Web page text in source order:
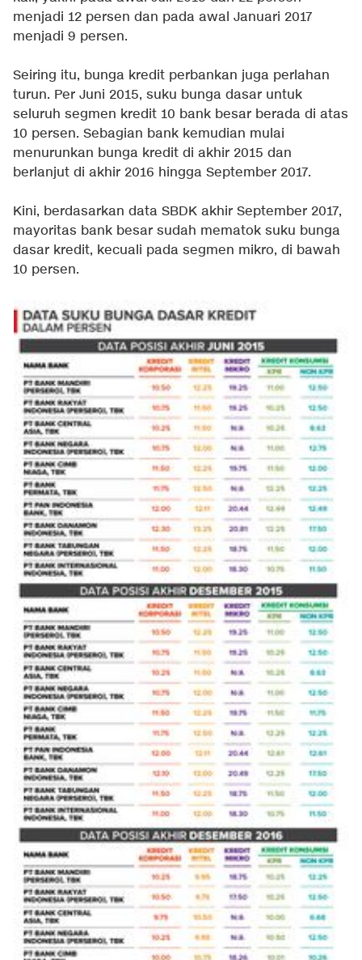
menjadi 12 persen dan pada awal Januari 2017
menjadi 9 persen.
Seiring itu, bunga kredit perbankan juga perlahan
turun. Per Juni 2015, suku bunga dasar untuk
seluruh segmen kredit 10 bank besar berada di atas
10 persen. Sebagian bank kemudian mulai
menurunkan bunga kredit di akhir 2015 dan
berlanjut di akhir 2016 hingga September 2017.
Kini, berdasarkan data SBDK akhir September 2017,
mayoritas bank besar sudah mematok suku bunga
dasar kredit, kecuali pada segmen mikro, di bawah
10 persen.